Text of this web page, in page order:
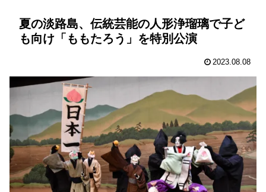
夏の淡路島、伝統芸能の人形浄瑠璃で子ど
も向け「ももたろう」を特別公演
2023.08.08